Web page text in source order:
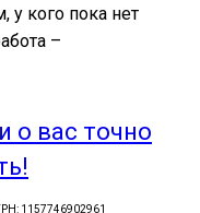
у кого пока нет
–
о вас точно
1157746902961